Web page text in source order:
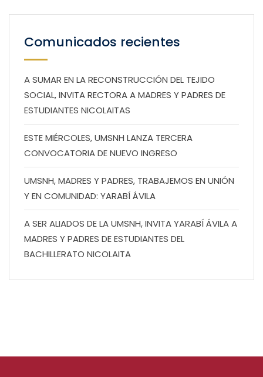
Comunicados recientes
A SUMAR EN LA RECONSTRUCCIÓN DEL TEJIDO
SOCIAL, INVITA RECTORA A MADRES Y PADRES DE
ESTUDIANTES NICOLAITAS
ESTE MIÉRCOLES, UMSNH LANZA TERCERA
CONVOCATORIA DE NUEVO INGRESO
UMSNH, MADRES Y PADRES, TRABAJEMOS EN UNIÓN
Y EN COMUNIDAD: YARABÍ ÁVILA
A SER ALIADOS DE LA UMSNH, INVITA YARABÍ ÁVILA A
MADRES Y PADRES DE ESTUDIANTES DEL
BACHILLERATO NICOLAITA